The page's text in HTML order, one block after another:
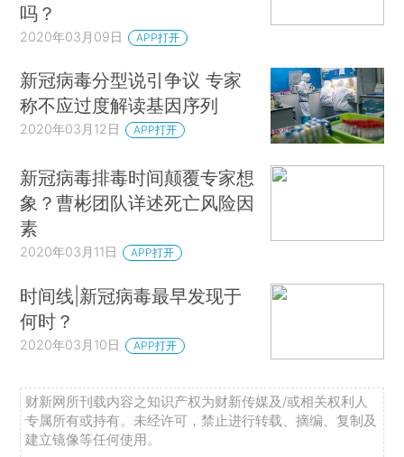
吗？
2020年03月09日 APP打开
新冠病毒分型说引争议 专家
称不应过度解读基因序列
2020年03月12日 APP打开
新冠病毒排毒时间颠覆专家想
象？曹彬团队详述死亡风险因
素
2020年03月11日 APP打开
时间线|新冠病毒最早发现于
何时？
2020年03月10日 APP打开
财新网所刊载内容之知识产权为财新传媒及/或相关权利人
专属所有或持有。未经许可，禁止进行转载、摘编、复制及
建立镜像等任何使用。